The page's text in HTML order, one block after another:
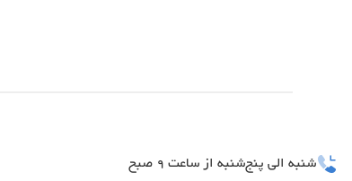
شنبه الی پنج‌شنبه از ساعت 9 صبح